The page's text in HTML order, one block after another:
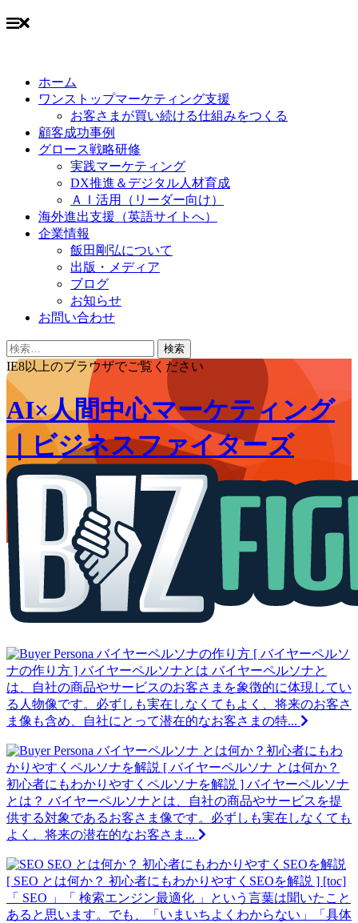
content
ホーム
ワンストップマーケティング支援
お客さまが買い続ける仕組みをつくる
顧客成功事例
グロース戦略研修
実践マーケティング
DX推進＆デジタル人材育成
ＡＩ活用（リーダー向け）
海外進出支援（英語サイトへ）
企業情報
飯田剛弘について
出版・メディア
ブログ
お知らせ
お問い合わせ
検
索:
IE8以上のブラウザでご覧ください
AI×人間中心マーケティング
｜ビジネスファイターズ
バイヤーペルソナの作り方 [ バイヤーペルソ
ナの作り方 ] バイヤーペルソナとは バイヤーペルソナと
は、自社の商品やサービスのお客さまを象徴的に体現してい
る人物像です。必ずしも実在しなくてもよく、将来のお客さ
ま像も含め、自社にとって潜在的なお客さまの特...
バイヤーペルソナ とは何か？初心者にもわ
かりやすくペルソナを解説 [ バイヤーペルソナ とは何か？
初心者にもわかりやすくペルソナを解説 ] バイヤーペルソナ
とは？ バイヤーペルソナとは、自社の商品やサービスを提
供する対象であるお客さま像です。必ずしも実在しなくても
よく、将来の潜在的なお客さま...
SEO とは何か？ 初心者にもわかりやすくSEOを解説
[ SEO とは何か？ 初心者にもわかりやすくSEOを解説 ] [toc]
「 SEO 」「 検索エンジン最適化 」という言葉は聞いたこと
あると思います。でも、「いまいちよくわからない」「具体